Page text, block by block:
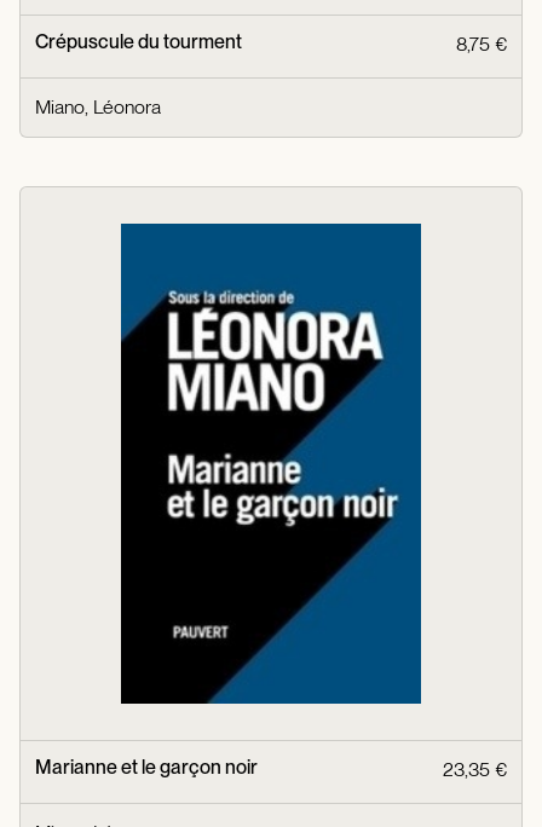
Crépuscule du tourment 8,75 €
Miano, Léonora
Marianne et le garçon noir 23,35 €